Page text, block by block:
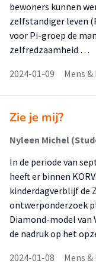
bewoners kunnen
zelfstandiger leven
voor Pi-groep de
zelfredzaamheid …
2024-01-09
Mens
Zie je mij?
Nyleen Michel
In de periode van
heeft er binnen
kinderdagverblijf de
ontwerponderzoek
Diamond-model van
de nadruk op het
2024-01-08
Mens